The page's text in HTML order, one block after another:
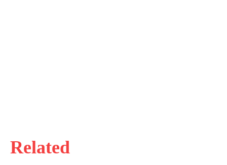
Related